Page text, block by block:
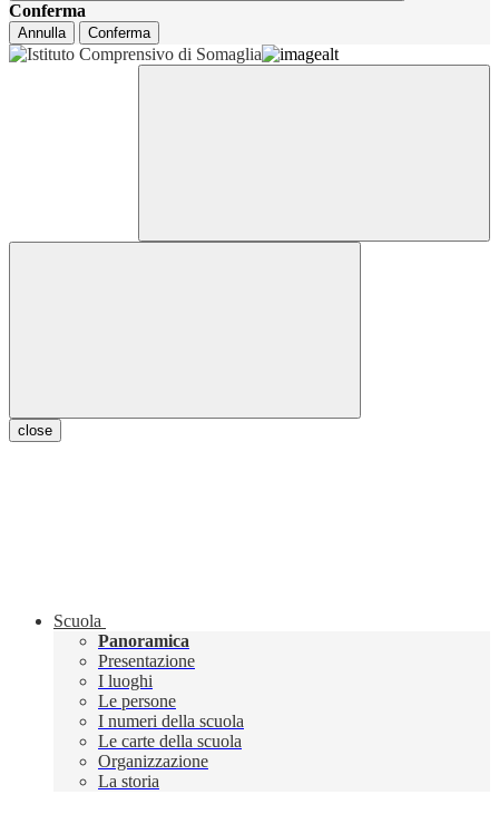
Conferma
Annulla Conferma
close
Scuola
Panoramica
Presentazione
I luoghi
Le persone
I numeri della scuola
Le carte della scuola
Organizzazione
La storia